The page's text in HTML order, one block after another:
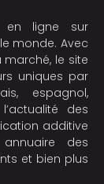
en ligne sur
monde. Avec
le site
uniques par
espagnol,
des
additive
des
et bien plus